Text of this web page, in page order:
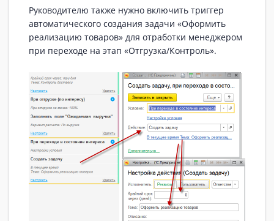
Руководителю также нужно включить триггер
автоматического создания задачи «Оформить
реализацию товаров» для отработки менеджером
при переходе на этап «Отгрузка/Контроль».